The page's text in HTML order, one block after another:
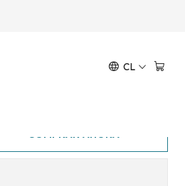
CL
Estampado
COMPRAR AHORA